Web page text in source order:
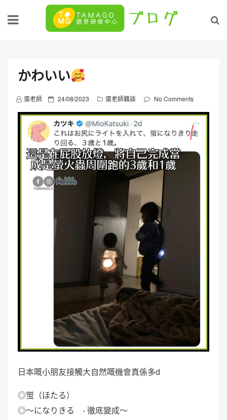
かわいい
蛋老師
P
o
s
t
e
d
o
n
24/08/2023 蛋老師雜談 No Comments
日本嘅小朋友接觸大自然嘅機會真係多d
◎蛍（ほたる）
◎〜になりきる - 徹底變成～